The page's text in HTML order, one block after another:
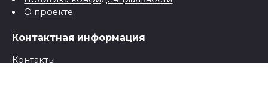
О проекте
Контактная информация
Контакты